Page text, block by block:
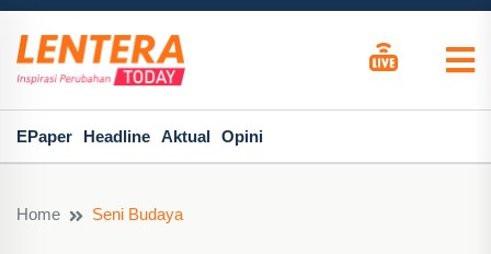
EPaper Headline Aktual Opini
Home Seni Budaya